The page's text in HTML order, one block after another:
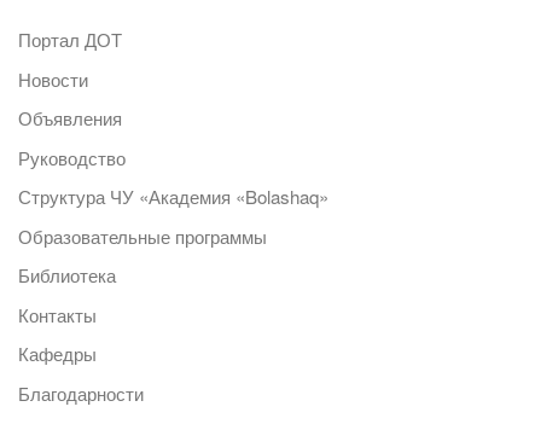
Портал ДОТ
Новости
Объявления
Руководство
Структура ЧУ «Академия «Bolashaq»
Образовательные программы
Библиотека
Контакты
Кафедры
Благодарности